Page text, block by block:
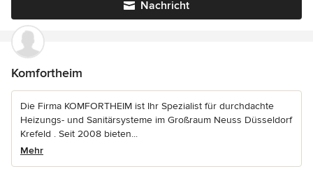
Nachricht
Komfortheim
Die Firma KOMFORTHEIM ist Ihr Spezialist für durchdachte
Heizungs- und Sanitärsysteme im Großraum Neuss Düsseldorf
Krefeld . Seit 2008 bieten...
Mehr